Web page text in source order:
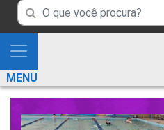
Campo
de
Busca
de
informações
Campo
de
de
informações
Mostra
e
Esconde
Menu
MENU